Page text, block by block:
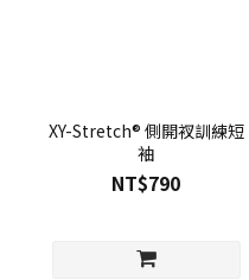
XY-Stretch® 側開衩訓練短
袖
NT$790